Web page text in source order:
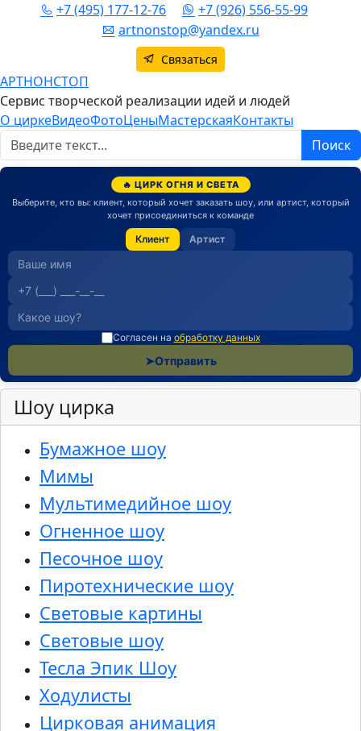
+7 (495) 177-12-76
+7 (926) 556-55-99
artnonstop@yandex.ru
Связаться
АРТНОНСТОП
Сервис творческой реализации идей и людей
О циркеВидеоФотоЦеныМастерскаяКонтакты
Поиск
Поиск
🔥 ЦИРК ОГНЯ И СВЕТА
Выберите, кто вы: клиент, который хочет заказать шоу, или артист, который
хочет присоединиться к команде
Клиент Артист
Согласен на обработку данных
➤Отправить
Шоу цирка
Бумажное шоу
Мимы
Мультимедийное шоу
Огненное шоу
Песочное шоу
Пиротехнические шоу
Световые картины
Световые шоу
Тесла Эпик Шоу
Ходулисты
Цирковая анимация